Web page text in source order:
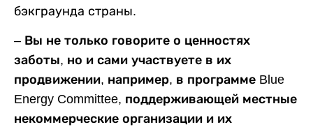
бэкграунда страны.
–​​​​​​​ Вы не только говорите о ценностях
заботы, но и сами участвуете в их
продвижении, например, в программе Blue
Energy Committee, поддерживающей местные
некоммерческие организации и их